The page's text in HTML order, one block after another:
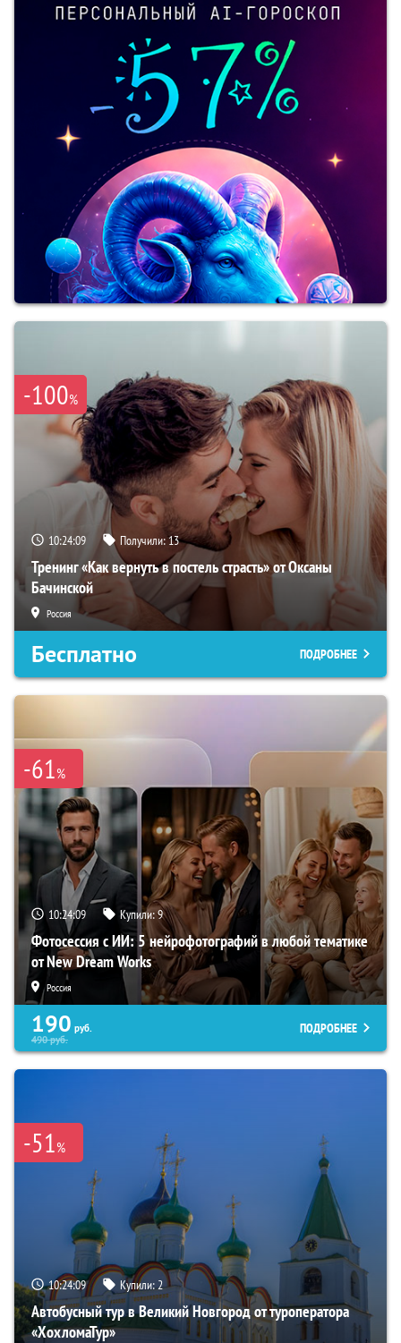
-100%
10:24:08 Получили:13
Тренинг «Как вернуть в постель страсть» от Оксаны
Бачинской
Россия
Бесплатно ПОДРОБНЕЕ
-61%
10:24:08 Купили:9
Фотосессия с ИИ: 5 нейрофотографий в любой тематике
от New Dream Works
Россия
190 руб.
490руб.
ПОДРОБНЕЕ
-51%
10:24:08 Купили:2
Автобусный тур в Великий Новгород от туроператора
«ХохломаТур»